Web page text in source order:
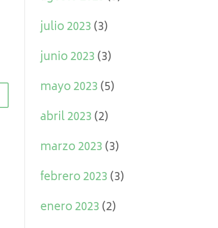
julio 2023(3)
junio 2023(3)
mayo 2023(5)
abril 2023(2)
marzo 2023(3)
febrero 2023(3)
enero 2023(2)